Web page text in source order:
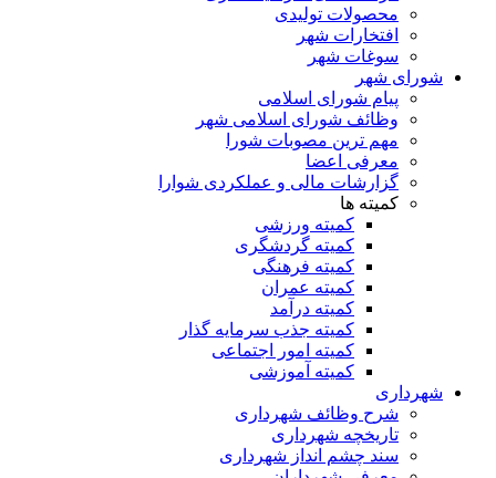
محصولات تولیدی
افتخارات شهر
سوغات شهر
شورای شهر
پیام شورای اسلامی
وظائف شورای اسلامی شهر
مهم ترین مصوبات شورا
معرفی اعضا
گزارشات مالی و عملکردی شوارا
کمیته ها
کمیته ورزشی
کمیته گردشگری
کمیته فرهنگی
کمیته عمران
کمیته درآمد
کمیته جذب سرمایه گذار
کمیته امور اجتماعی
کمیته آموزشی
شهرداری
شرح وظائف شهرداری
تاریخچه شهرداری
سند چشم انداز شهرداری